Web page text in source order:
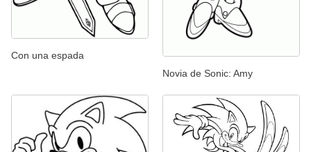
Con una espada
Novia de Sonic: Amy